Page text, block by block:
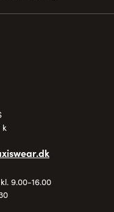
k
9.00-16.00